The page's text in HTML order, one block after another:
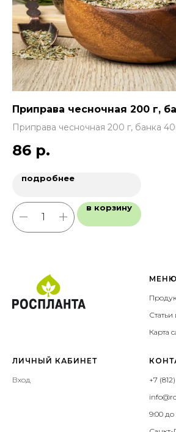
Приправа чесночная 200 г,
Приправа чесночная 200 г, банка
86 р.
подробнее
в корзину
МЕНЮ
Карта
ЛИЧНЫЙ КАБИНЕТ
Вход
+7
9:00 до